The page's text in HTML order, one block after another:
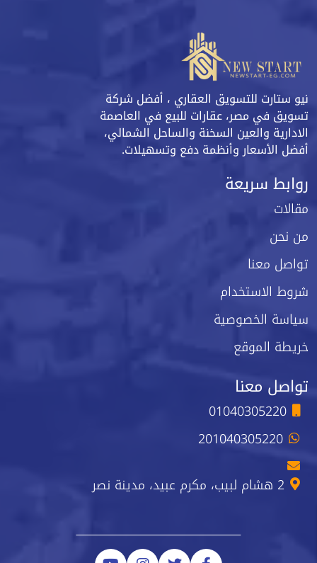
نيو ستارت للتسويق العقاري ، أفضل شركة
تسويق في مصر، عقارات للبيع في العاصمة
الادارية والعين السخنة والساحل الشمالي،
أفضل الأسعار وأنظمة دفع وتسهيلات.
روابط سريعة
مقالات
من نحن
تواصل معنا
شروط الاستخدام
سياسة الخصوصية
خريطة الموقع
تواصل معنا
01040305220
201040305220
2 هشام لبيب، مكرم عبيد، مدينة نصر